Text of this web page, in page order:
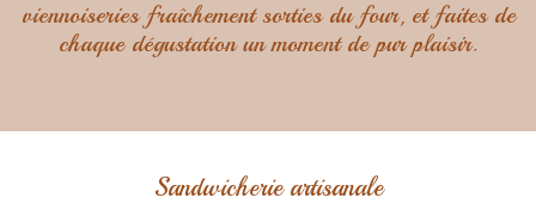
viennoiseries fraîchement sorties du four, et faites de
chaque dégustation un moment de pur plaisir.
Sandwicherie artisanale